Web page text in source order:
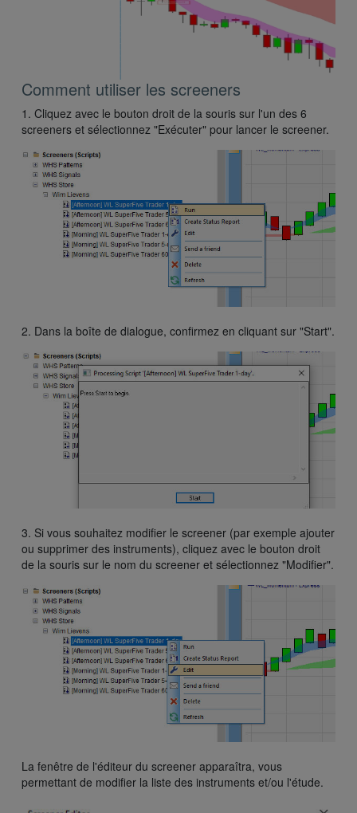
Comment utiliser les screeners
1. Cliquez avec le bouton droit de la souris sur l'un des 6
screeners et sélectionnez "Exécuter" pour lancer le screener.
2. Dans la boîte de dialogue, confirmez en cliquant sur "Start".
3. Si vous souhaitez modifier le screener (par exemple ajouter
ou supprimer des instruments), cliquez avec le bouton droit
de la souris sur le nom du screener et sélectionnez "Modifier".
La fenêtre de l'éditeur du screener apparaîtra, vous
permettant de modifier la liste des instruments et/ou l'étude.